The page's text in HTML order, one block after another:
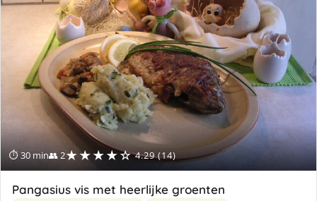
⏱ 30 min👥 2★★★★☆ 4.29 (14)
Pangasius vis met heerlijke groenten